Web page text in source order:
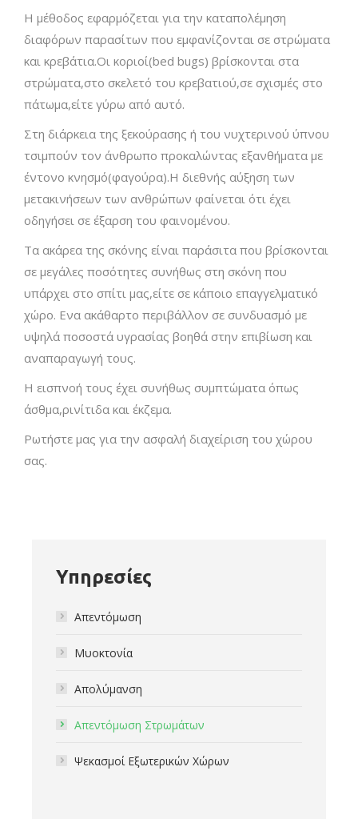
Η μέθοδος εφαρμόζεται για την καταπολέμηση
διαφόρων παρασίτων που εμφανίζονται σε στρώματα
και κρεβάτια.Οι κοριοί(bed bugs) βρίσκονται στα
στρώματα,στο σκελετό του κρεβατιού,σε σχισμές στο
πάτωμα,είτε γύρω από αυτό.
Στη διάρκεια της ξεκούρασης ή του νυχτερινού ύπνου
τσιμπούν τον άνθρωπο προκαλώντας εξανθήματα με
έντονο κνησμό(φαγούρα).Η διεθνής αύξηση των
μετακινήσεων των ανθρώπων φαίνεται ότι έχει
οδηγήσει σε έξαρση του φαινομένου.
Τα ακάρεα της σκόνης είναι παράσιτα που βρίσκονται
σε μεγάλες ποσότητες συνήθως στη σκόνη που
υπάρχει στο σπίτι μας,είτε σε κάποιο επαγγελματικό
χώρο. Ενα ακάθαρτο περιβάλλον σε συνδυασμό με
υψηλά ποσοστά υγρασίας βοηθά στην επιβίωση και
αναπαραγωγή τους.
Η εισπνοή τους έχει συνήθως συμπτώματα όπως
άσθμα,ρινίτιδα και έκζεμα.
Ρωτήστε μας για την ασφαλή διαχείριση του χώρου
σας.
Υπηρεσίες
Απεντόμωση
Μυοκτονία
Απολύμανση
Aπεντόμωση Στρωμάτων
Ψεκασμοί Εξωτερικών Χώρων